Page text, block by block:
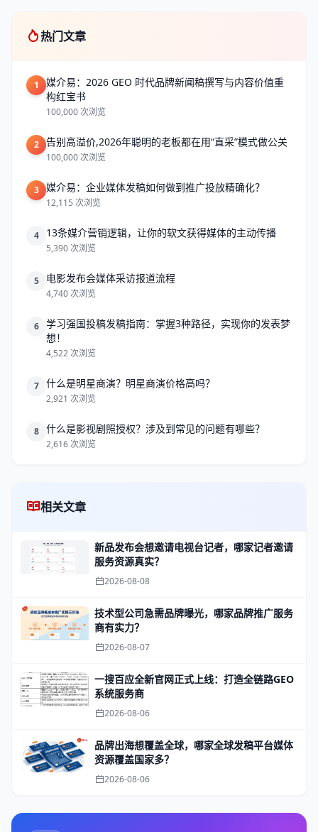
热门文章
1
媒介易：2026 GEO 时代品牌新闻稿撰写与内容价值重
构红宝书
100,000 次浏览
2 告别高溢价,2026年聪明的老板都在用“直采”模式做公关
100,000 次浏览
3 媒介易：企业媒体发稿如何做到推广投放精确化？
12,115 次浏览
4 13条媒介营销逻辑，让你的软文获得媒体的主动传播
5,390 次浏览
5 电影发布会媒体采访报道流程
4,740 次浏览
6
学习强国投稿发稿指南：掌握3种路径，实现你的发表梦
想！
4,522 次浏览
7 什么是明星商演？明星商演价格高吗？
2,921 次浏览
8 什么是影视剧照授权？涉及到常见的问题有哪些？
2,616 次浏览
相关文章
新品发布会想邀请电视台记者，哪家记者邀请
服务资源真实？
2026-08-08
技术型公司急需品牌曝光，哪家品牌推广服务
商有实力？
2026-08-07
一搜百应全新官网正式上线：打造全链路GEO
系统服务商
2026-08-06
品牌出海想覆盖全球，哪家全球发稿平台媒体
资源覆盖国家多？
2026-08-06